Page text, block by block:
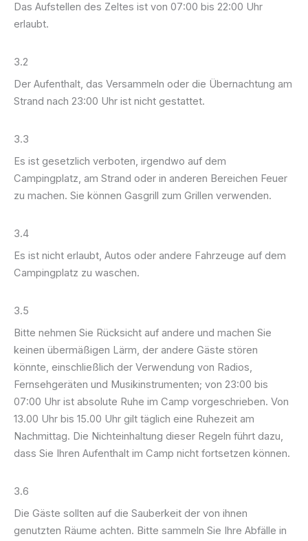
Das Aufstellen des Zeltes ist von 07:00 bis 22:00 Uhr
erlaubt.
3.2
Der Aufenthalt, das Versammeln oder die Übernachtung am
Strand nach 23:00 Uhr ist nicht gestattet.
3.3
Es ist gesetzlich verboten, irgendwo auf dem
Campingplatz, am Strand oder in anderen Bereichen Feuer
zu machen. Sie können Gasgrill zum Grillen verwenden.
3.4
Es ist nicht erlaubt, Autos oder andere Fahrzeuge auf dem
Campingplatz zu waschen.
3.5
Bitte nehmen Sie Rücksicht auf andere und machen Sie
keinen übermäßigen Lärm, der andere Gäste stören
könnte, einschließlich der Verwendung von Radios,
Fernsehgeräten und Musikinstrumenten; von 23:00 bis
07:00 Uhr ist absolute Ruhe im Camp vorgeschrieben. Von
13.00 Uhr bis 15.00 Uhr gilt täglich eine Ruhezeit am
Nachmittag. Die Nichteinhaltung dieser Regeln führt dazu,
dass Sie Ihren Aufenthalt im Camp nicht fortsetzen können.
3.6
Die Gäste sollten auf die Sauberkeit der von ihnen
genutzten Räume achten. Bitte sammeln Sie Ihre Abfälle in